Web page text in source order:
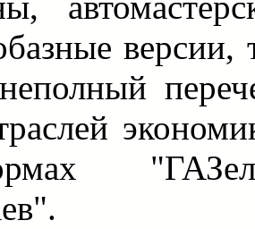
версии,